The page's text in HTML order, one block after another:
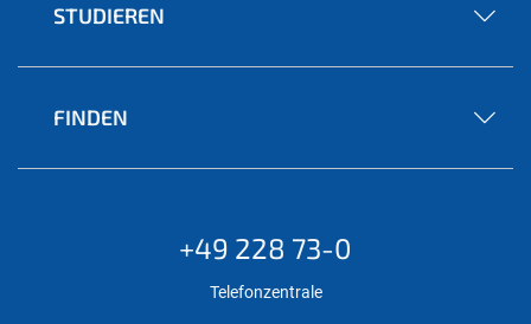
STUDIEREN
FINDEN
+49 228 73-0
Telefonzentrale